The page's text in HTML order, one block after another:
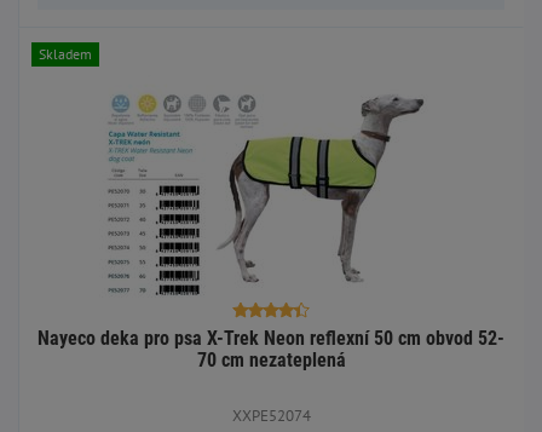
Nayeco deka pro psa X-Trek Neon reflexní 50 cm obvod 52-
70 cm nezateplená
XXPE52074
Skladem